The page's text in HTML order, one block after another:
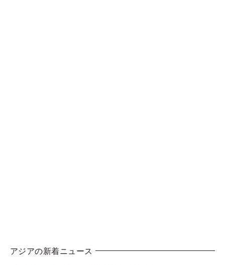
アジアの新着ニュース